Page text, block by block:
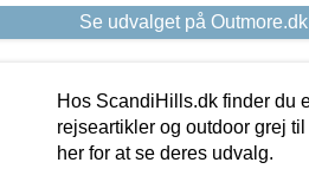
Se udvalget på Outmore.dk
Hos ScandiHills.dk finder du
rejseartikler og outdoor grej
her for at se deres udvalg.